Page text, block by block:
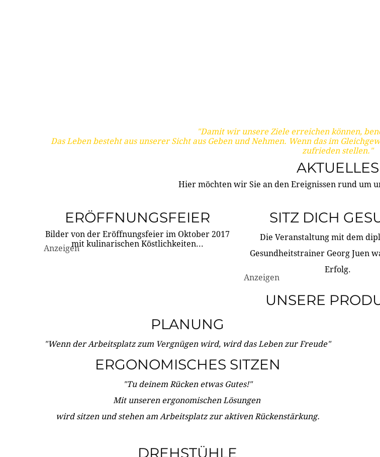
"Damit wir unsere Ziele erreichen können,
Das Leben besteht aus unserer Sicht aus Geben und Nehmen. Wenn das im
zufrieden stellen."
AKTUELLES
Hier möchten wir Sie an den Ereignissen rund um
ERÖFFNUNGSFEIER
Bilder von der Eröffnungsfeier im Oktober 2017
mit kulinarischen Köstlichkeiten...
Anzeigen
SITZ DICH
Die Veranstaltung mit dem
Gesundheitstrainer Georg Juen
Erfolg.
Anzeigen
UNSERE
PLANUNG
"Wenn der Arbeitsplatz zum Vergnügen wird, wird das Leben zur Freude"
ERGONOMISCHES SITZEN
"Tu deinem Rücken etwas Gutes!"
Mit unseren ergonomischen Lösungen
wird sitzen und stehen am Arbeitsplatz zur aktiven Rückenstärkung.
DREHSTÜHLE